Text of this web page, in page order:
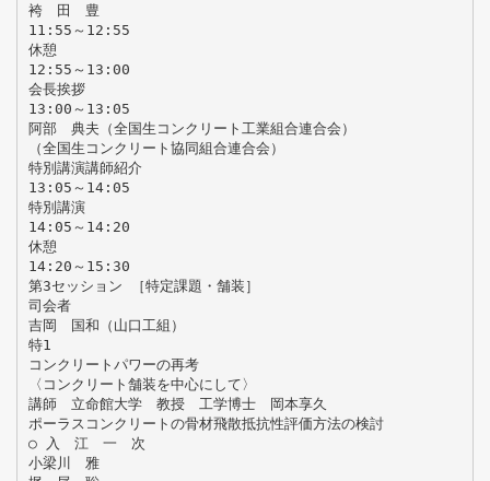
袴 田 豊
11:55～12:55
休憩
12:55～13:00
会長挨拶
13:00～13:05
阿部 典夫（全国生コンクリート工業組合連合会）
（全国生コンクリート協同組合連合会）
特別講演講師紹介
13:05～14:05
特別講演
14:05～14:20
休憩
14:20～15:30
第3セッション ［特定課題・舗装］
司会者
吉岡 国和（山口工組）
特1
コンクリートパワーの再考
〈コンクリート舗装を中心にして〉
講師 立命館大学 教授 工学博士 岡本享久
ポーラスコンクリートの骨材飛散抵抗性評価方法の検討
○ 入 江 一 次
小梁川 雅